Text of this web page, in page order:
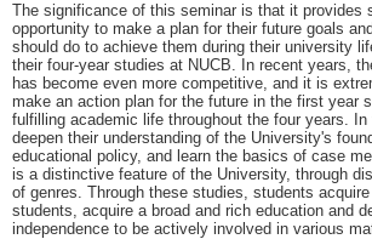
The significance of this seminar is that it provides
opportunity to make a plan for their future goals
should do to achieve them during their university
their four-year studies at NUCB. In recent years,
has become even more competitive, and it is
make an action plan for the future in the first year
fulfilling academic life throughout the four years.
deepen their understanding of the University's
educational policy, and learn the basics of case
is a distinctive feature of the University, through
of genres. Through these studies, students
students, acquire a broad and rich education and
independence to be actively involved in various